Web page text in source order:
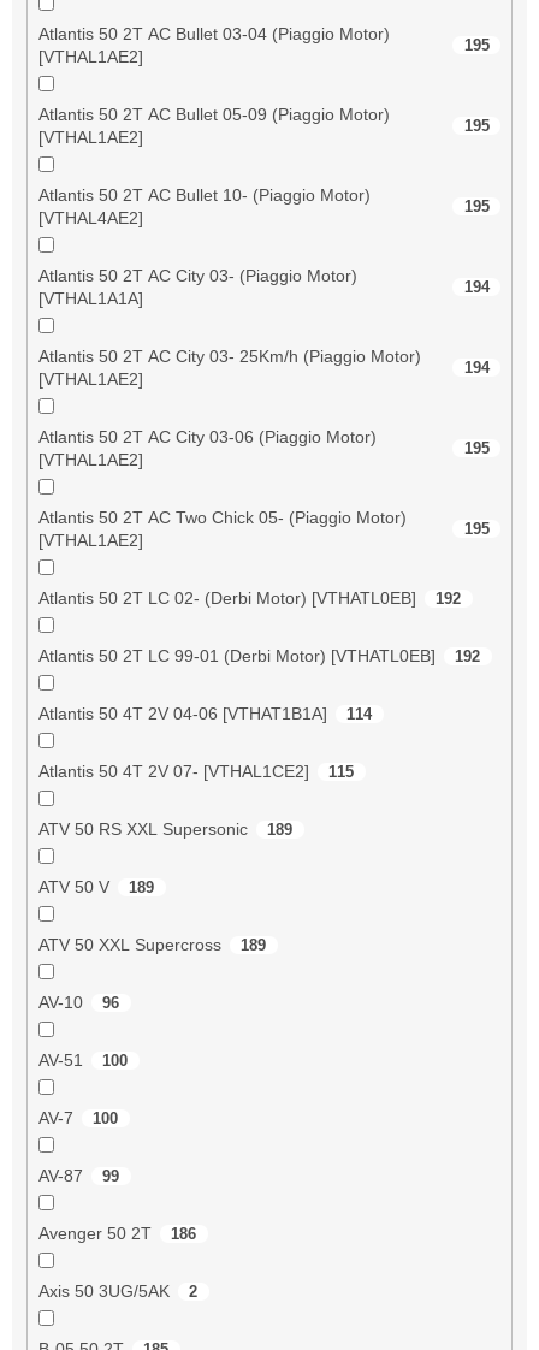
Atlantis 50 2T AC Bullet 03-04 (Piaggio Motor)
[VTHAL1AE2]
195
Atlantis 50 2T AC Bullet 05-09 (Piaggio Motor)
[VTHAL1AE2]
195
Atlantis 50 2T AC Bullet 10- (Piaggio Motor)
[VTHAL4AE2]
195
Atlantis 50 2T AC City 03- (Piaggio Motor)
[VTHAL1A1A]
194
Atlantis 50 2T AC City 03- 25Km/h (Piaggio Motor)
[VTHAL1AE2]
194
Atlantis 50 2T AC City 03-06 (Piaggio Motor)
[VTHAL1AE2]
195
Atlantis 50 2T AC Two Chick 05- (Piaggio Motor)
[VTHAL1AE2]
195
Atlantis 50 2T LC 02- (Derbi Motor) [VTHATL0EB] 192
Atlantis 50 2T LC 99-01 (Derbi Motor) [VTHATL0EB] 192
Atlantis 50 4T 2V 04-06 [VTHAT1B1A] 114
Atlantis 50 4T 2V 07- [VTHAL1CE2] 115
ATV 50 RS XXL Supersonic 189
ATV 50 V 189
ATV 50 XXL Supercross 189
AV-10 96
AV-51 100
AV-7 100
AV-87 99
Avenger 50 2T 186
Axis 50 3UG/5AK 2